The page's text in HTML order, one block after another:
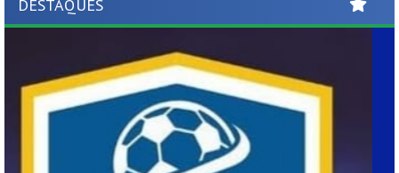
DESTAQUES